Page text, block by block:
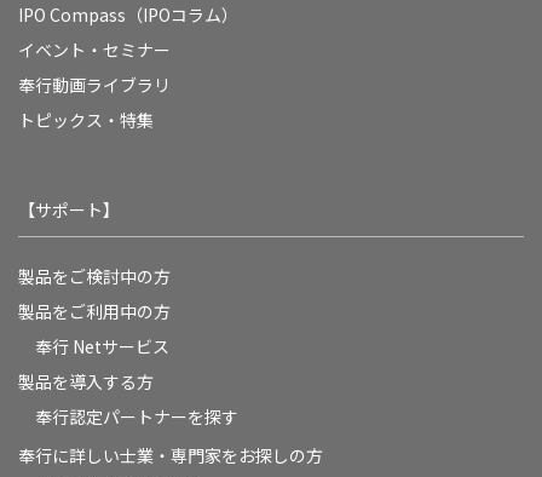
IPO Compass（IPOコラム）
イベント・セミナー
奉行動画ライブラリ
トピックス・特集
【サポート】
製品をご検討中の方
製品をご利用中の方
奉行 Netサービス
製品を導入する方
奉行認定パートナーを探す
奉行に詳しい士業・専門家をお探しの方